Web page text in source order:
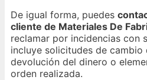
De igual forma, puedes
cliente de Materiales De
reclamar por incidencias con
incluye solicitudes de cambio
devolución del dinero o
orden realizada.